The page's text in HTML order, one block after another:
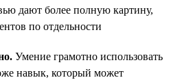
дают более полную картину,
по отдельности
Умение грамотно использовать
навык, который может